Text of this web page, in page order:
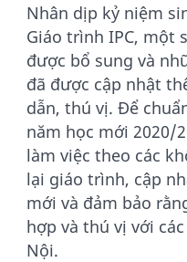
Nhân dịp kỷ niệm
Giáo trình IPC, một
được bổ sung và
đã được cập nhật
dẫn, thú vị. Để
năm học mới 2020/
làm việc theo các
lại giáo trình, cập
mới và đảm bảo
hợp và thú vị với
Nội.